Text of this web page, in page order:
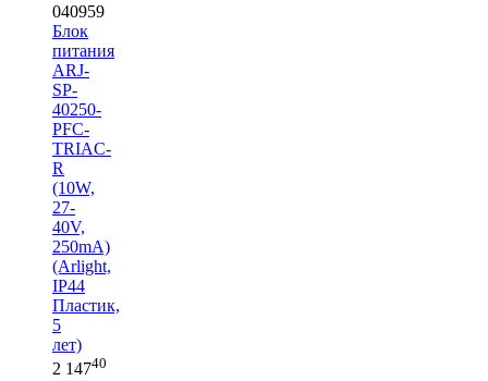
040959
Блок
питания
ARJ-
SP-
40250-
PFC-
TRIAC-
R
(10W,
27-
40V,
250mA)
(Arlight,
IP44
Пластик,
5
лет)
2 14740